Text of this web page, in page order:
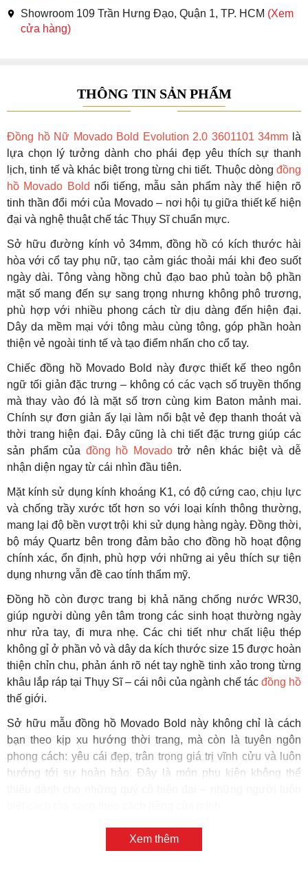
Showroom 109 Trần Hưng Đạo, Quận 1, TP. HCM (Xem
cửa hàng)
THÔNG TIN SẢN PHẨM
Đồng hồ Nữ Movado Bold Evolution 2.0 3601101 34mm là
lựa chọn lý tưởng dành cho phái đẹp yêu thích sự thanh
lịch, tinh tế và khác biệt trong từng chi tiết. Thuộc dòng đồng
hồ Movado Bold nổi tiếng, mẫu sản phẩm này thể hiện rõ
tinh thần đổi mới của Movado – nơi hội tụ giữa thiết kế hiện
đại và nghệ thuật chế tác Thụy Sĩ chuẩn mực.
Sở hữu đường kính vỏ 34mm, đồng hồ có kích thước hài
hòa với cổ tay phụ nữ, tạo cảm giác thoải mái khi đeo suốt
ngày dài. Tông vàng hồng chủ đạo bao phủ toàn bộ phần
mặt số mang đến sự sang trọng nhưng không phô trương,
phù hợp với nhiều phong cách từ dịu dàng đến hiện đại.
Dây da mềm mại với tông màu cùng tông, góp phần hoàn
thiện vẻ ngoài tinh tế và tạo điểm nhấn cho cổ tay.
Chiếc đồng hồ Movado Bold này được thiết kế theo ngôn
ngữ tối giản đặc trưng – không có các vạch số truyền thống
mà thay vào đó là mặt số trơn cùng kim Baton mảnh mai.
Chính sự đơn giản ấy lại làm nổi bật vẻ đẹp thanh thoát và
thời trang hiện đại. Đây cũng là chi tiết đặc trưng giúp các
sản phẩm của đồng hồ Movadotrở nên khác biệt và dễ
nhận diện ngay từ cái nhìn đầu tiên.
Mặt kính sử dụng kính khoáng K1, có độ cứng cao, chịu lực
và chống trầy xước tốt hơn so với loại kính thông thường,
mang lại độ bền vượt trội khi sử dụng hàng ngày. Đồng thời,
bộ máy Quartz bên trong đảm bảo cho đồng hồ hoạt động
chính xác, ổn định, phù hợp với những ai yêu thích sự tiện
dụng nhưng vẫn đề cao tính thẩm mỹ.
Đồng hồ còn được trang bị khả năng chống nước WR30,
giúp người dùng yên tâm trong các sinh hoạt thường ngày
như rửa tay, đi mưa nhẹ. Các chi tiết như chất liệu thép
không gỉ ở phần vỏ và dây da kích thước size 15 được hoàn
thiện chỉn chu, phản ánh rõ nét tay nghề tinh xảo trong từng
khâu lắp ráp tại Thụy Sĩ – cái nôi của ngành chế tác đồng hồ
thế giới.
Sở hữu mẫu đồng hồ Movado Bold này không chỉ là cách
bạn theo kịp xu hướng thời trang, mà còn là tuyên ngôn
phong cách: yêu cái đẹp, trân trọng giá trị vĩnh cửu và luôn
hướng tới sự hoàn hảo. Đây là món phụ kiện không thể
Xem thêm